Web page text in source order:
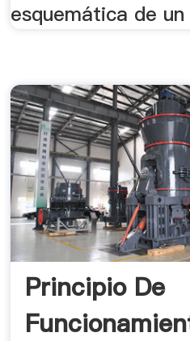
esquemática de
Principio De